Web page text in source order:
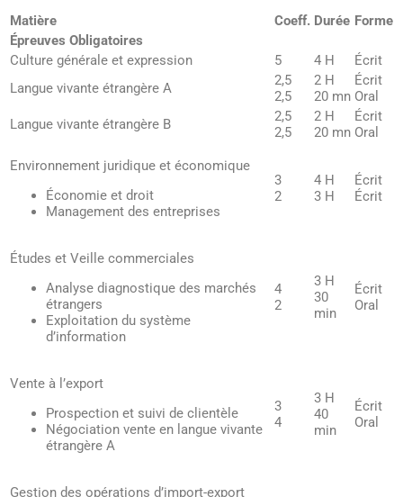
Matière Coeff. Durée Forme
Épreuves Obligatoires
Culture générale et expression
5 4 H
Écrit
Langue vivante étrangère A
2,5
2,5
2 H
20 mn
Écrit
Oral
Langue vivante étrangère B
2,5
2,5
2 H
20 mn
Écrit
Oral
Environnement juridique et économique
Économie et droit
Management des entreprises
3
2
4 H
3 H
Écrit
Écrit
Études et Veille commerciales
Analyse diagnostique des marchés
étrangers
Exploitation du système
d’information
4
2
3 H
30
min
Écrit
Oral
Vente à l’export
Prospection et suivi de clientèle
Négociation vente en langue vivante
étrangère A
3
4
3 H
40
min
Écrit
Oral
Gestion des opérations d’import-export